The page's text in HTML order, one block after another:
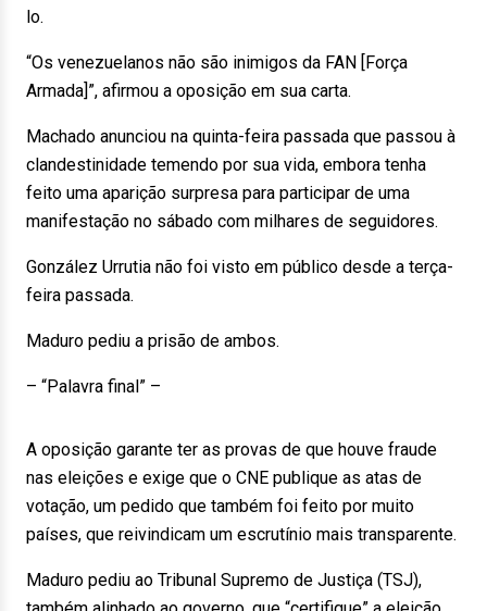
lo.
“Os venezuelanos não são inimigos da FAN [Força
Armada]”, afirmou a oposição em sua carta.
Machado anunciou na quinta-feira passada que passou à
clandestinidade temendo por sua vida, embora tenha
feito uma aparição surpresa para participar de uma
manifestação no sábado com milhares de seguidores.
González Urrutia não foi visto em público desde a terça-
feira passada.
Maduro pediu a prisão de ambos.
– “Palavra final” –
A oposição garante ter as provas de que houve fraude
nas eleições e exige que o CNE publique as atas de
votação, um pedido que também foi feito por muito
países, que reivindicam um escrutínio mais transparente.
Maduro pediu ao Tribunal Supremo de Justiça (TSJ),